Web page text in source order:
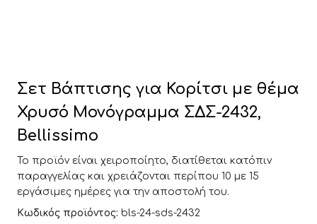
Σετ Βάπτισης για Κορίτσι με θέμα
Χρυσό Μονόγραμμα ΣΔΣ-2432,
Bellissimo
Το προϊόν είναι χειροποίητο, διατίθεται κατόπιν
παραγγελίας και χρειάζονται περίπου 10 με 15
εργάσιμες ημέρες για την αποστολή του.
Κωδικός προϊόντος: bls-24-sds-2432